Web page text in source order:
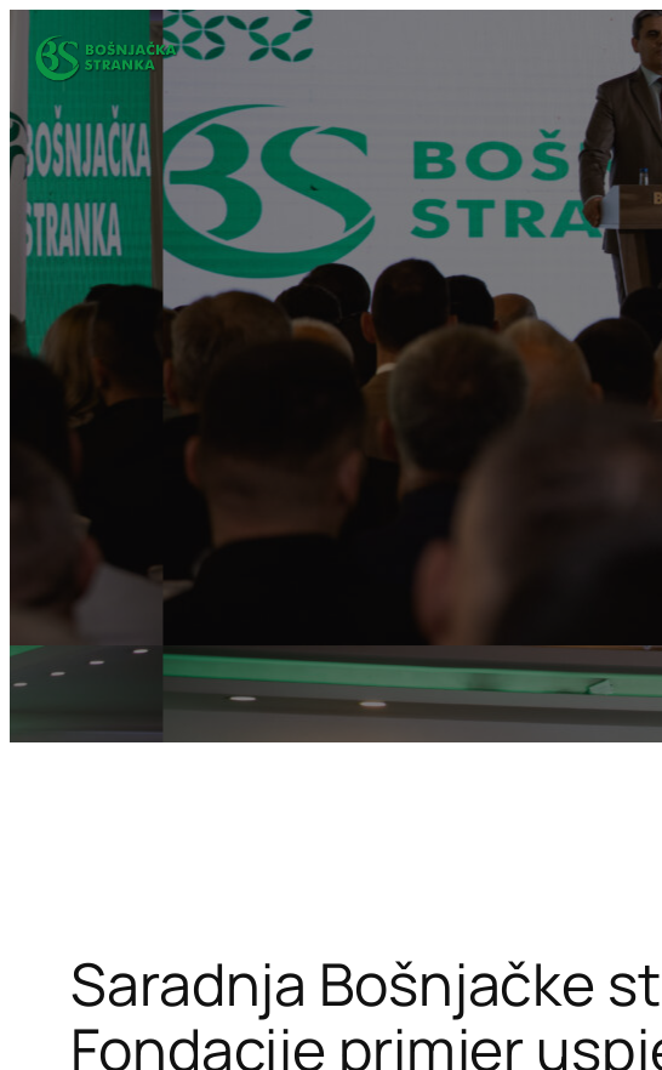
Idi
na
sadržaj
Saradnja Bošnjačke
Fondacije primjer